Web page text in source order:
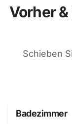
Vorher
Schieben
Vorher
Badezimmer